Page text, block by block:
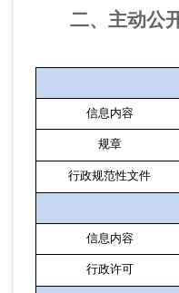
二、主动公
信息内容
规章
行政规范性文件
信息内容
行政许可